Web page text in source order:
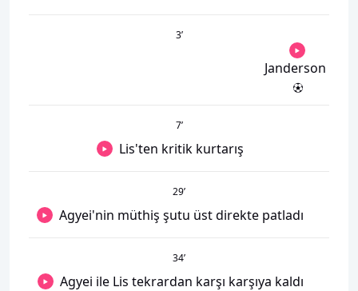
3’
Janderson
7’
Lis'ten kritik kurtarış
29’
Agyei'nin müthiş şutu üst direkte patladı
34’
Agyei ile Lis tekrardan karşı karşıya kaldı